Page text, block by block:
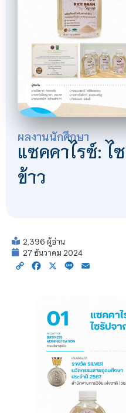
ผลงานนักศึกษา
แซคคาไรซ์: ไ
ข้าว
2,396 ผู้อ่าน
27 ธันวาคม 2024
Copy Facebook
X Line